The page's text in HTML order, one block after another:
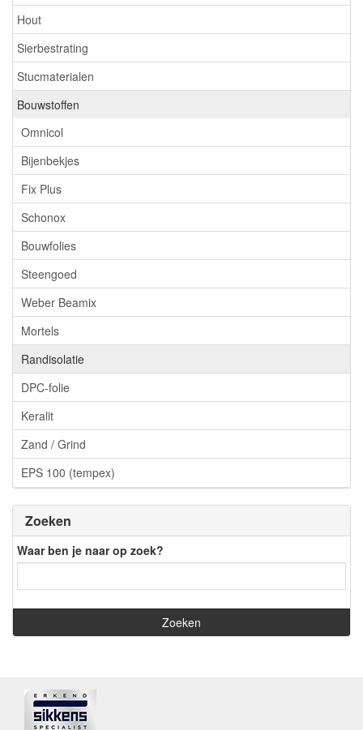
Hout
Sierbestrating
Stucmaterialen
Bouwstoffen
Omnicol
Bijenbekjes
Fix Plus
Schonox
Bouwfolies
Steengoed
Weber Beamix
Mortels
Randisolatie
DPC-folie
Keralit
Zand / Grind
EPS 100 (tempex)
Zoeken
Waar ben je naar op zoek?